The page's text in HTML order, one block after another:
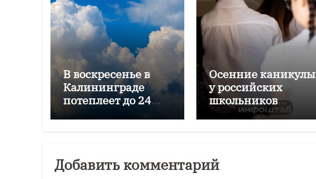
В воскресенье в
Калининграде
потеплеет до 24
градусов
Осенние каникулы
у российских
школьников
продлятся дольше
Добавить комментарий